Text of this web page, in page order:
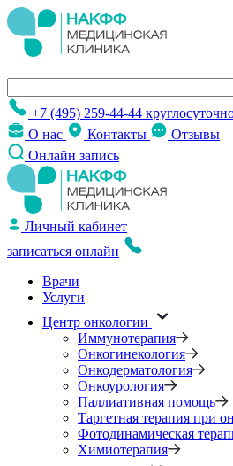
+7 (495) 259-44-44
О нас
Контакты
Отзывы
Онлайн запись
Личный кабинет
записаться онлайн
Врачи
Услуги
Центр онкологии
Иммунотерапия
Онкогинекология
Онкодерматология
Онкоурология
Паллиативная помощь
Таргетная терапия при
Фотодинамическая
Химиотерапия